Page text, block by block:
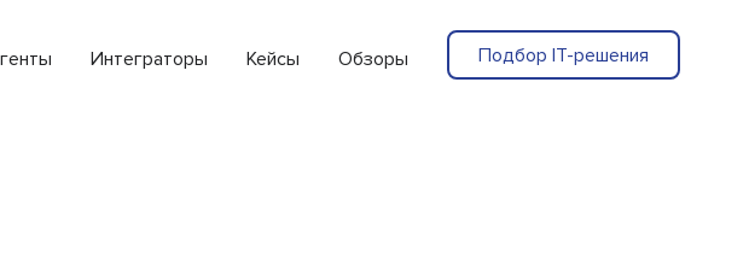
Интеграторы Кейсы Обзоры Подбор IT-решения